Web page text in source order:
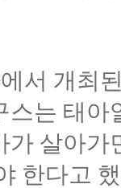
서 개최
스는 태
가 살아
한다고